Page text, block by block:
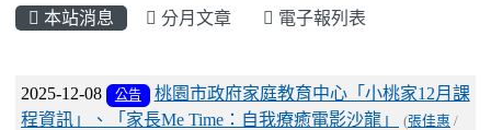
本站消息 分月文章 電子報列表
文章列表
2025-12-08 公告
桃園市政府家庭教育中心「小桃家12月課
程資訊」、「家長Me Time：自我療癒電影沙龍」
(張佳惠 /